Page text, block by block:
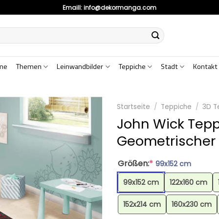
Emaill:info@dekormanga.com
Themen Leinwandbilder Teppiche Stadt Kontakt
Startseite / Teppiche / 3D
John Wick
Größen:* 99x152 cm
99x152 cm
122x160 cm
152x214 cm 160x230 cm